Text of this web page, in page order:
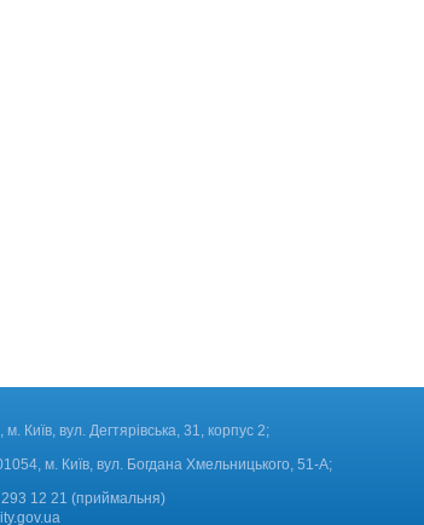
Київ, вул. Дегтярівська, 31, корпус 2;
м. Київ, вул. Богдана Хмельницького, 51-А;
12 21 (приймальня)